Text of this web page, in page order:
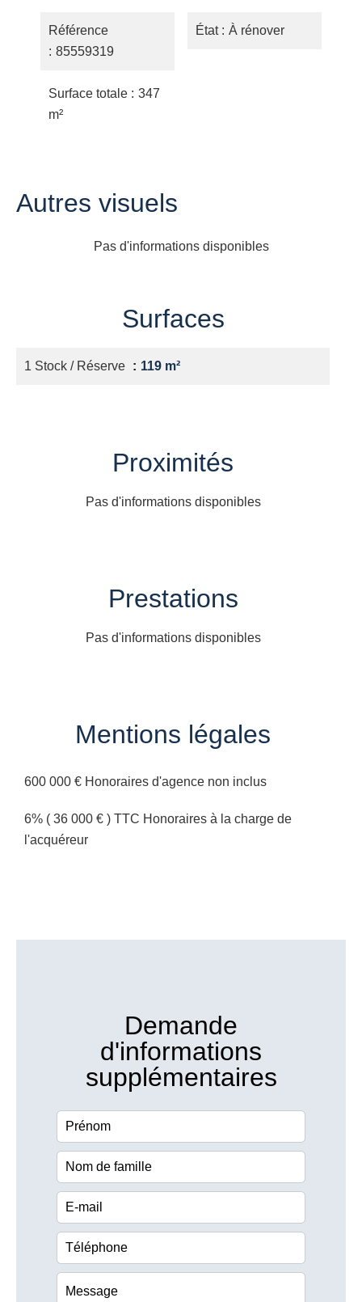
Référence
85559319
Surface totale
347
m²
État À rénover
Autres visuels
Pas d'informations disponibles
Surfaces
1 Stock / Réserve 119 m²
Proximités
Pas d'informations disponibles
Prestations
Pas d'informations disponibles
Mentions légales
600 000 € Honoraires d'agence non inclus
6% ( 36 000 € ) TTC Honoraires à la charge de
l'acquéreur
Demande
d'informations
supplémentaires